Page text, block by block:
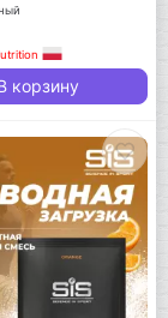
корзину